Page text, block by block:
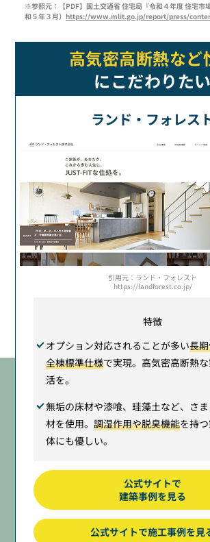
※参照元：【PDF】国土交通省 住宅局『令和４年度 住宅市
和５年３月） https://www.mlit.go.jp/report/press/
高気密高断熱など
にこだわりたい
ランド・フォレス
引用元：ランド・フォレスト
https://landforest.co.jp/
特徴
オプション対応されることが多い長
全棟標準仕様で実現。高気密高断熱
活を。
無垢の床材や漆喰、珪藻土など、さ
材を使用。 調湿作用や脱臭機能を持
体にも優しい。
公式サイトで
建築事例を見る
公式サイトで施工事例を見